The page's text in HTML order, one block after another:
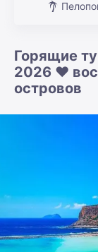
Горящие
2026 ❤️
островов